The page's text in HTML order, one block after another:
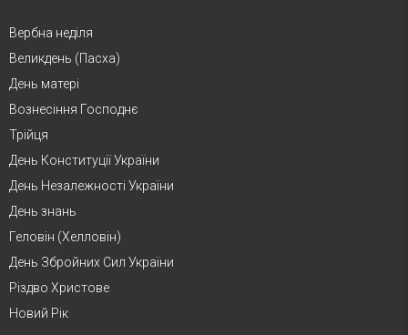
Вербна неділя
Великдень (Пасха)
День матері
Вознесіння Господнє
Трійця
День Конституції України
День Незалежності України
День знань
Геловін (Хелловін)
День Збройних Сил України
Різдво Христове
Новий Рік